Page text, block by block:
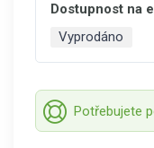
Dostupnost na
Vyprodáno
Potřebujete